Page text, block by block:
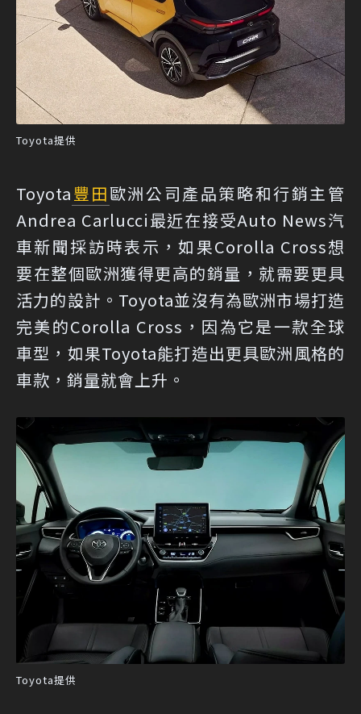
Toyota提供
Toyota豐田歐洲公司產品策略和行銷主管
Andrea Carlucci最近在接受Auto News汽
車新聞採訪時表示，如果Corolla Cross想
要在整個歐洲獲得更高的銷量，就需要更具
活力的設計。Toyota並沒有為歐洲市場打造
完美的Corolla Cross，因為它是一款全球
車型，如果Toyota能打造出更具歐洲風格的
車款，銷量就會上升。
Toyota提供